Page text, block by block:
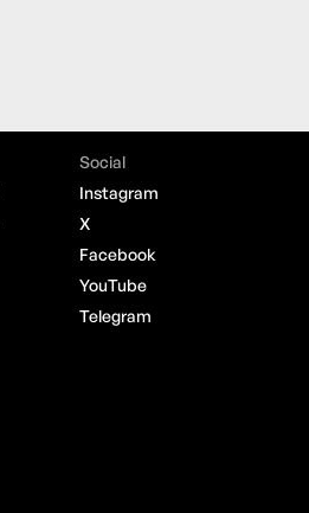
Social
Instagram
X
Facebook
YouTube
Telegram